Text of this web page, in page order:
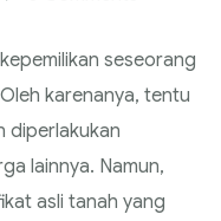
seseorang
karenanya, tentu
diperlakukan
lainnya. Namun,
asli tanah yang